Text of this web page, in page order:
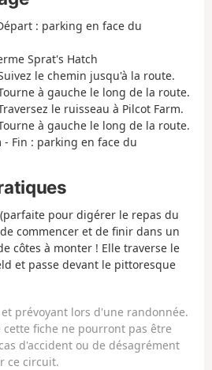
: parking en face du
Sprat's Hatch
le chemin jusqu'à la route.
à gauche le long de la route.
le ruisseau à Pilcot Farm.
à gauche le long de la route.
- Fin : parking en face du
pour digérer le repas du
commencer et de finir dans un
côtes à monter ! Elle traverse le
et passe devant le pittoresque
prévoyant lors d'une randonnée.
fiche ne pourront pas être
d'accident ou de désagrément
ce circuit.